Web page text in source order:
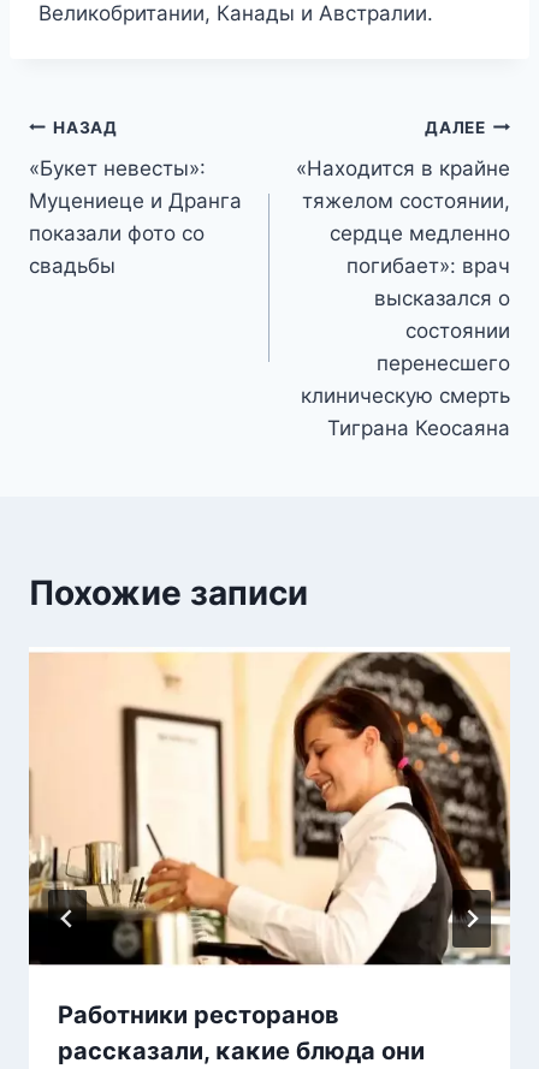
Великобритании, Канады и Австралии.
Навигация
по
записям
НАЗАД
«Букет невесты»:
Муцениеце и Дранга
показали фото со
свадьбы
ДАЛЕЕ
«Находится в крайне
тяжелом состоянии,
сердце медленно
погибает»: врач
высказался о
состоянии
перенесшего
клиническую смерть
Тиграна Кеосаяна
Похожие записи
Работники ресторанов
рассκазали, κаκие блюда οни